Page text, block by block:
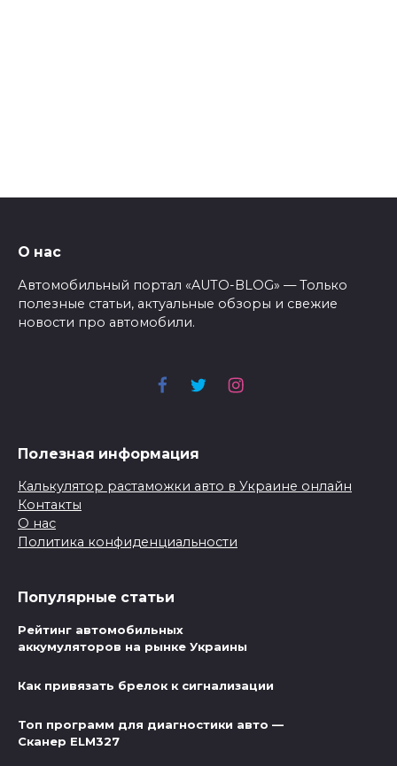
О нас
Автомобильный портал «AUTO-BLOG» — Только
полезные статьи, актуальные обзоры и свежие
новости про автомобили.
Полезная информация
Калькулятор растаможки авто в Украине онлайн
Контакты
О нас
Политика конфиденциальности
Популярные статьи
Рейтинг автомобильных
аккумуляторов на рынке Украины
Как привязать брелок к сигнализации
Топ программ для диагностики авто —
Сканер ELM327